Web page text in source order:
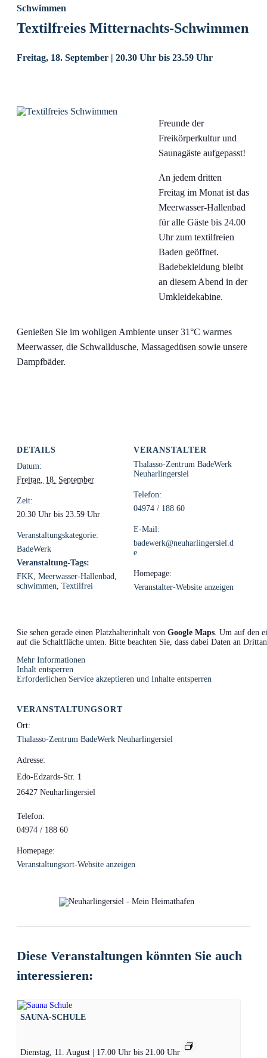
Schwimmen
Textilfreies Mitternachts-Schwimmen
Freitag, 18. September | 20.30 Uhr bis 23.59 Uhr
Freunde der
Freikörperkultur und
Saunagäste aufgepasst!
An jedem dritten
Freitag im Monat ist das
Meerwasser-Hallenbad
für alle Gäste bis 24.00
Uhr zum textilfreien
Baden geöffnet.
Badebekleidung bleibt
an diesem Abend in der
Umkleidekabine.
Genießen Sie im wohligen Ambiente unser 31°C warmes
Meerwasser, die Schwalldusche, Massagedüsen sowie unsere
Dampfbäder.
DETAILS
Datum:
Freitag, 18. September
Zeit:
20.30 Uhr bis 23.59 Uhr
Veranstaltungskategorie:
BadeWerk
Veranstaltung-Tags:
FKK Meerwasser-Hallenbad
schwimmen Textilfrei
VERANSTALTER
Thalasso-Zentrum BadeWerk
Neuharlingersiel
Telefon:
04974 / 188 60
E-Mail:
badewerk@neuharlingersiel.d
e
Homepage:
Veranstalter-Website anzeigen
VERANSTALTUNGSORT
Ort:
Thalasso-Zentrum BadeWerk Neuharlingersiel
Adresse:
Edo-Edzards-Str. 1
26427 Neuharlingersiel
Telefon:
04974 / 188 60
Homepage:
Veranstaltungsort-Website anzeigen
Sie sehen gerade einen Platzhalterinhalt von Google Maps . Um auf den
auf die Schaltfläche unten. Bitte beachten Sie, dass dabei Daten an
Mehr Informationen
Inhalt entsperren
Erforderlichen Service akzeptieren und Inhalte entsperren
Diese Veranstaltungen könnten Sie auch
interessieren:
SAUNA-SCHULE
Dienstag, 11. August | 17.00 Uhr bis 21.00 Uhr